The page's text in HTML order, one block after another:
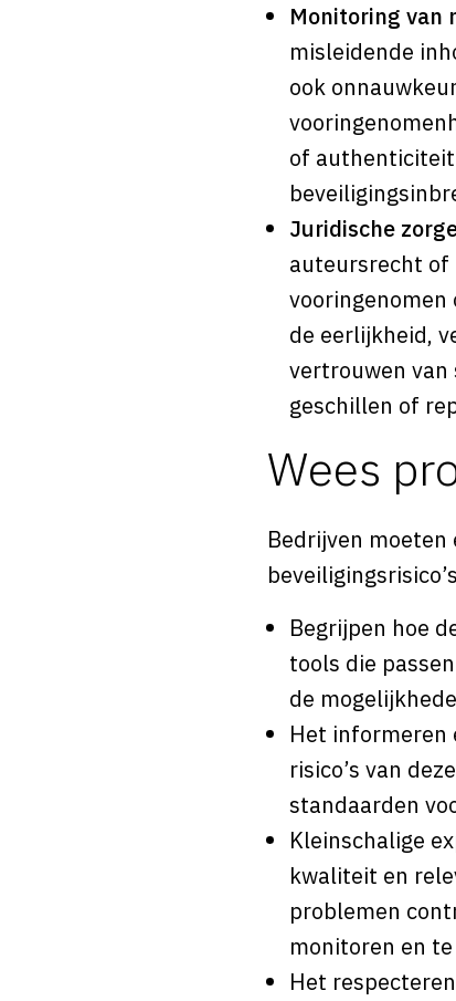
Monitoring van
misleidende
ook
of
Juridische
auteursrecht of
vooringenomen
de eerlijkheid,
vertrouwen
geschillen of
Wees
Bedrijven
Begrijpen hoe
tools die
de
Het informeren
risico’s van
standaarden
Kleinschalige
kwaliteit en
problemen
monitoren en
Het